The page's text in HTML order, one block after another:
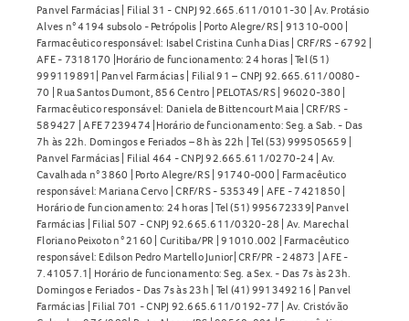
Panvel Farmácias | Filial 31 - CNPJ 92.665.611/0101-30 | Av. Protásio
Alves n° 4194 subsolo - Petrópolis | Porto Alegre/RS | 91310-000 |
Farmacêutico responsável: Isabel Cristina Cunha Dias | CRF/RS - 6792 |
AFE - 7318170 |Horário de funcionamento: 24 horas | Tel (51)
999119891| Panvel Farmácias | Filial 91 – CNPJ 92.665.611/0080-
70 | Rua Santos Dumont, 856 Centro | PELOTAS/RS | 96020-380 |
Farmacêutico responsável: Daniela de Bittencourt Maia | CRF/RS -
589427 | AFE 7239474 |Horário de funcionamento: Seg. a Sab. - Das
7h às 22h. Domingos e Feriados – 8h às 22h | Tel (53) 999505659 |
Panvel Farmácias | Filial 464 - CNPJ 92.665.611/0270-24 | Av.
Cavalhada n° 3860 | Porto Alegre/RS | 91740-000 | Farmacêutico
responsável: Mariana Cervo | CRF/RS - 535349 | AFE - 7421850 |
Horário de funcionamento: 24 horas | Tel (51) 995672339| Panvel
Farmácias | Filial 507 - CNPJ 92.665.611/0320-28 | Av. Marechal
Floriano Peixoto n° 2160 | Curitiba/PR | 91010.002 | Farmacêutico
responsável: Edilson Pedro Martello Junior| CRF/PR - 24873 | AFE -
7.41057.1| Horário de funcionamento: Seg. a Sex. - Das 7s às 23h.
Domingos e Feriados - Das 7s às 23h | Tel (41) 991349216 | Panvel
Farmácias | Filial 701 - CNPJ 92.665.611/0192-77 | Av. Cristóvão